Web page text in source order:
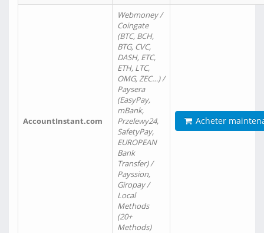
AccountInstant.com
Webmoney /
Coingate
(BTC, BCH,
BTG, CVC,
DASH, ETC,
ETH, LTC,
OMG, ZEC…) /
Paysera
(EasyPay,
mBank,
Przelewy24,
SafetyPay,
EUROPEAN
Bank
Transfer) /
Payssion,
Giropay /
Local
Methods
(20+
Methods)
Acheter